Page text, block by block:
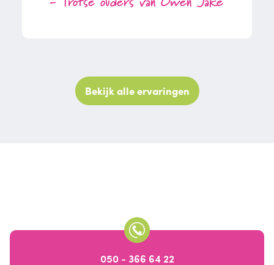
Bekijk alle ervaringen
050 - 366 64 22